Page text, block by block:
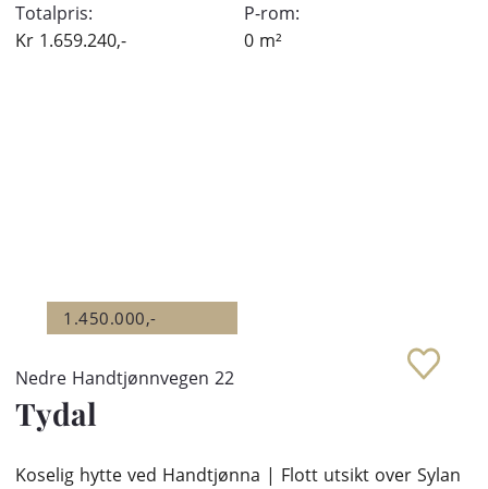
Totalpris:
Kr 1.659.240,-
P-rom:
0 m²
1.450.000,-
Nedre Handtjønnvegen 22
Tydal
Koselig hytte ved Handtjønna | Flott utsikt over Sylan